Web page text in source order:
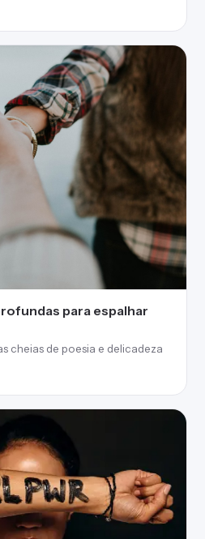
para espalhar
cheias de poesia e delicadeza